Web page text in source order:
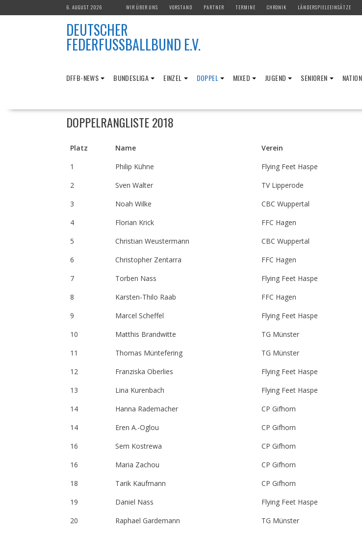
to
6. AUGUST 2026 WIR ÜBER UNS VORSTAND PARTNER TERMINE CHRONIK LÄNDERSPIELEEINSÄTZE
DEUTSCHER
FEDERFUSSBALLBUND E.V.
DFFB-NEWS BUNDESLIGA EINZEL DOPPEL MIXED JUGEND SENIOREN
DOPPELRANGLISTE 2018
Platz Name Verein
1
Philip Kühne Flying Feet Haspe
2
Sven Walter TV Lipperode
3
Noah Wilke CBC Wuppertal
4
Florian Krick FFC Hagen
5
Christian Weustermann CBC Wuppertal
6
Christopher Zentarra FFC Hagen
7
Torben Nass Flying Feet Haspe
8
Karsten-Thilo Raab FFC Hagen
9
Marcel Scheffel Flying Feet Haspe
10
Matthis Brandwitte TG Münster
11
Thomas Müntefering TG Münster
12
Franziska Oberlies Flying Feet Haspe
13
Lina Kurenbach Flying Feet Haspe
14
Hanna Rademacher CP Gifhorn
14
Eren A.-Oglou CP Gifhorn
16
Sem Kostrewa CP Gifhorn
16
Maria Zachou CP Gifhorn
18
Tarik Kaufmann CP Gifhorn
19
Daniel Nass Flying Feet Haspe
20
Raphael Gardemann TG Münster